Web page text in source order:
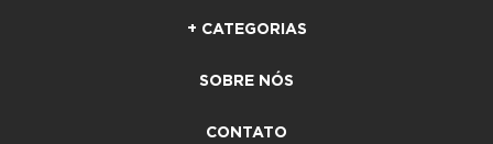
+ CATEGORIAS
SOBRE NÓS
CONTATO